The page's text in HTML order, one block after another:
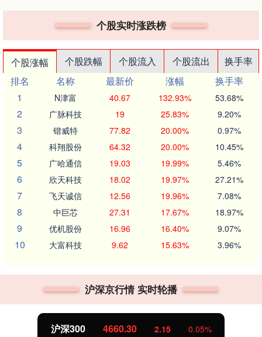
个股实时涨跌榜
个股涨幅 个股跌幅 个股流入 个股流出
换手率
排名
名称 最新价 涨幅
换手率
1
N津富 40.67 132.93% 53.68%
2 广脉科技 19 25.83% 9.20%
3 锴威特 77.82 20.00% 0.97%
4 科翔股份 64.32 20.00% 10.45%
5 广哈通信 19.03 19.99% 5.46%
6 欣天科技 18.02 19.97% 27.21%
7 飞天诚信 12.56 19.96% 7.08%
8 中巨芯 27.31 17.67% 18.97%
9 优机股份 16.96 16.40% 9.07%
10 大富科技 9.62 15.63% 3.96%
沪深京行情 实时轮播
沪深300 4660.30 2.15 0.05%